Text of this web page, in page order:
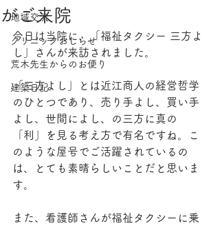
地域交流
クリニックおしらせ
荒木先生からのお便り
建築日記
がご来院
今日は当院に、「福祉タクシー 三方よ
し」さんが来訪されました。
「三方よし」とは近江商人の経営哲学
のひとつであり、売り手よし、買い手
よし、世間によし、の三方に真の
「利」を見る考え方で有名ですね。こ
のような屋号でご活躍されているの
は、とても素晴らしいことだと思いま
す。
また、看護師さんが福祉タクシーに乗